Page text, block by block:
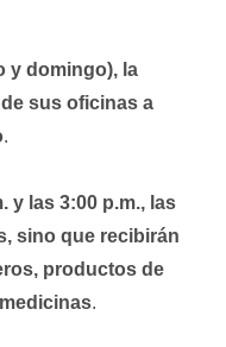
y domingo), la
sus oficinas a
.
y las 3:00 p.m., las
sino que recibirán
productos de
.